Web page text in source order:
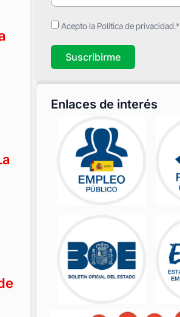
Acepto la Política de privacidad.*
Suscribirme
Enlaces de interés